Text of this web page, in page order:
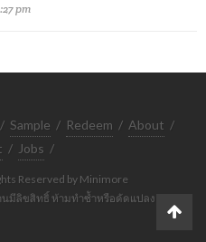
pm
/ Sample / Redeem / About /
/ Jobs /
Reserved by Minimore
นมีลิขสิทธิ์ ห้ามทำซ้ำหรือดัดแปลง